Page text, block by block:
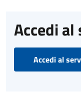
Accedi
Accedi al